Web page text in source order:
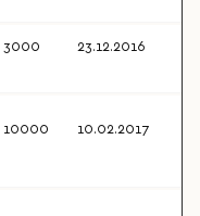
3000 23.12.2016
10000 10.02.2017